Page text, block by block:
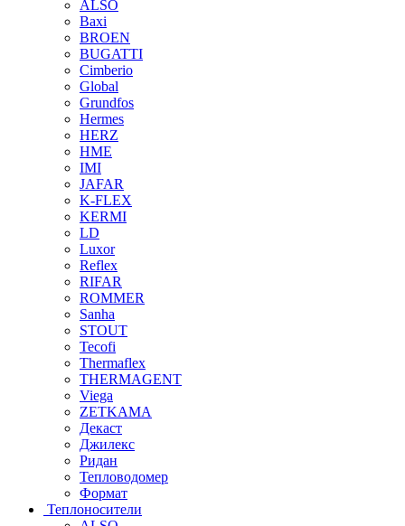
ALSO
Baxi
BROEN
BUGATTI
Cimberio
Global
Grundfos
Hermes
HERZ
HME
IMI
JAFAR
K-FLEX
KERMI
LD
Luxor
Reflex
RIFAR
ROMMER
Sanha
STOUT
Tecofi
Thermaflex
THERMAGENT
Viega
ZETKAMA
Декаст
Джилекс
Ридан
Тепловодомер
Формат
Теплоносители